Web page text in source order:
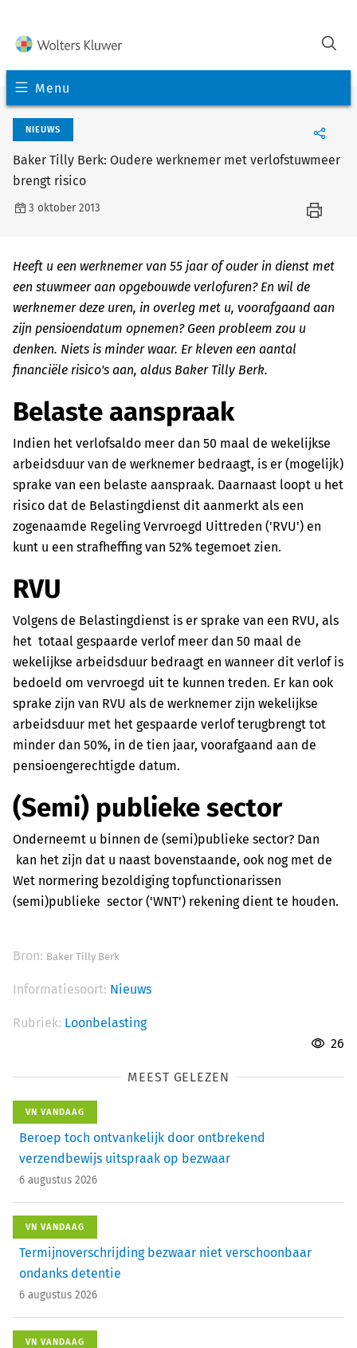
Menu
NIEUWS
Baker Tilly Berk: Oudere werknemer met verlofstuwmeer
brengt risico
3 oktober 2013
Heeft u een werknemer van 55 jaar of ouder in dienst met
een stuwmeer aan opgebouwde verlofuren? En wil de
werknemer deze uren, in overleg met u, voorafgaand aan
zijn pensioendatum opnemen? Geen probleem zou u
denken. Niets is minder waar. Er kleven een aantal
financiële risico's aan, aldus Baker Tilly Berk.
Belaste aanspraak
Indien het verlofsaldo meer dan 50 maal de wekelijkse
arbeidsduur van de werknemer bedraagt, is er (mogelijk)
sprake van een belaste aanspraak. Daarnaast loopt u het
risico dat de Belastingdienst dit aanmerkt als een
zogenaamde Regeling Vervroegd Uittreden ('RVU') en
kunt u een strafheffing van 52% tegemoet zien.
RVU
Volgens de Belastingdienst is er sprake van een RVU, als
het totaal gespaarde verlof meer dan 50 maal de
wekelijkse arbeidsduur bedraagt en wanneer dit verlof is
bedoeld om vervroegd uit te kunnen treden. Er kan ook
sprake zijn van RVU als de werknemer zijn wekelijkse
arbeidsduur met het gespaarde verlof terugbrengt tot
minder dan 50%, in de tien jaar, voorafgaand aan de
pensioengerechtigde datum.
(Semi) publieke sector
Onderneemt u binnen de (semi)publieke sector? Dan
kan het zijn dat u naast bovenstaande, ook nog met de
Wet normering bezoldiging topfunctionarissen
(semi)publieke sector ('WNT') rekening dient te houden.
Bron: Baker Tilly Berk
Informatiesoort: Nieuws
Rubriek: Loonbelasting
26
MEEST GELEZEN
VN VANDAAG
Beroep toch ontvankelijk door ontbrekend
verzendbewijs uitspraak op bezwaar
6 augustus 2026
VN VANDAAG
Termijnoverschrijding bezwaar niet verschoonbaar
ondanks detentie
6 augustus 2026
VN VANDAAG